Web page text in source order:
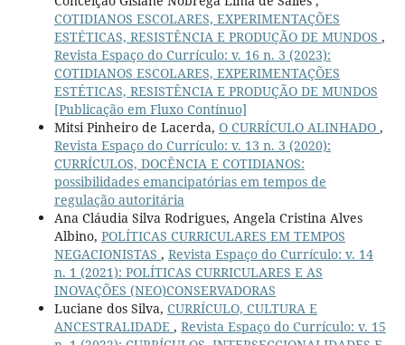
COTIDIANOS ESCOLARES, EXPERIMENTAÇÕES
ESTÉTICAS, RESISTÊNCIA E PRODUÇÃO DE MUNDOS ,
Revista Espaço do Currículo: v. 16 n. 3 (2023):
COTIDIANOS ESCOLARES, EXPERIMENTAÇÕES
ESTÉTICAS, RESISTÊNCIA E PRODUÇÃO DE MUNDOS
[Publicação em Fluxo Contínuo]
Mitsi Pinheiro de Lacerda, O CURRÍCULO ALINHADO ,
Revista Espaço do Currículo: v. 13 n. 3 (2020):
CURRÍCULOS, DOCÊNCIA E COTIDIANOS:
possibilidades emancipatórias em tempos de
regulação autoritária
Ana Cláudia Silva Rodrigues, Angela Cristina Alves
Albino, POLÍTICAS CURRICULARES EM TEMPOS
NEGACIONISTAS , Revista Espaço do Currículo: v. 14
n. 1 (2021): POLÍTICAS CURRICULARES E AS
INOVAÇÕES (NEO)CONSERVADORAS
Luciane dos Silva, CURRÍCULO, CULTURA E
ANCESTRALIDADE , Revista Espaço do Currículo: v. 15